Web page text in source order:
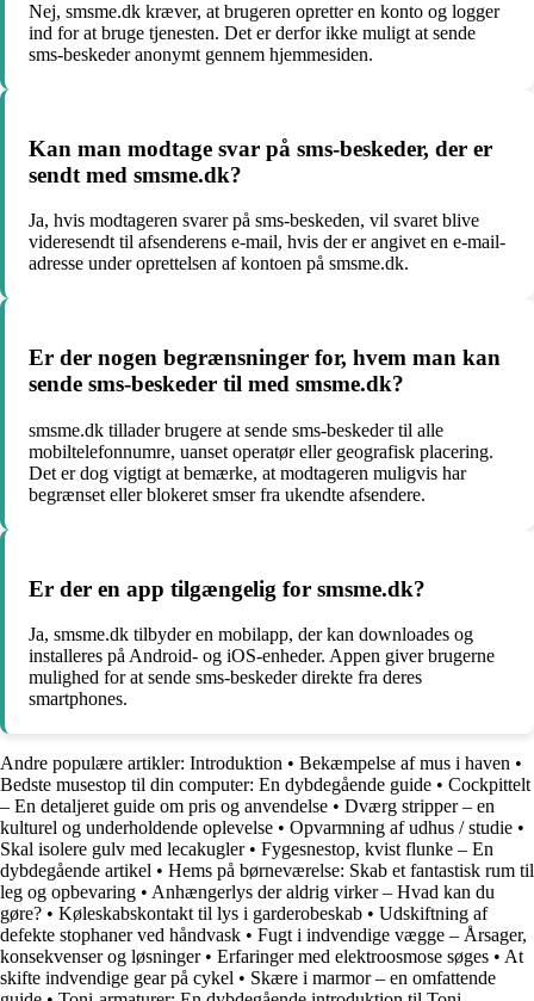
Nej, smsme.dk kræver, at brugeren opretter en konto og logger
ind for at bruge tjenesten. Det er derfor ikke muligt at sende
sms-beskeder anonymt gennem hjemmesiden.
Kan man modtage svar på sms-beskeder, der er
sendt med smsme.dk?
Ja, hvis modtageren svarer på sms-beskeden, vil svaret blive
videresendt til afsenderens e-mail, hvis der er angivet en e-mail-
adresse under oprettelsen af kontoen på smsme.dk.
Er der nogen begrænsninger for, hvem man kan
sende sms-beskeder til med smsme.dk?
smsme.dk tillader brugere at sende sms-beskeder til alle
mobiltelefonnumre, uanset operatør eller geografisk placering.
Det er dog vigtigt at bemærke, at modtageren muligvis har
begrænset eller blokeret smser fra ukendte afsendere.
Er der en app tilgængelig for smsme.dk?
Ja, smsme.dk tilbyder en mobilapp, der kan downloades og
installeres på Android- og iOS-enheder. Appen giver brugerne
mulighed for at sende sms-beskeder direkte fra deres
smartphones.
Andre populære artikler: Introduktion • Bekæmpelse af mus i haven •
Bedste musestop til din computer: En dybdegående guide • Cockpittelt
– En detaljeret guide om pris og anvendelse • Dværg stripper – en
kulturel og underholdende oplevelse • Opvarmning af udhus / studie •
Skal isolere gulv med lecakugler• Fygesnestop, kvist flunke – En
dybdegående artikel • Hems på børneværelse: Skab et fantastisk rum til
leg og opbevaring • Anhængerlys der aldrig virker – Hvad kan du
gøre? • Køleskabskontakt til lys i garderobeskab • Udskiftning af
defekte stophaner ved håndvask • Fugt i indvendige vægge – Årsager,
konsekvenser og løsninger• Erfaringer med elektroosmose søges • At
skifte indvendige gear på cykel • Skære i marmor – en omfattende